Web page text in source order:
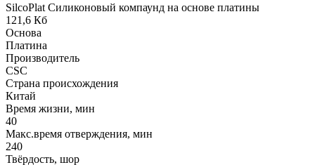
SilcoPlat Силиконовый компаунд на основе платины
121,6 Кб
Основа
Платина
Производитель
CSC
Страна происхождения
Китай
Время жизни, мин
40
Макс.время отверждения, мин
240
Твёрдость, шор